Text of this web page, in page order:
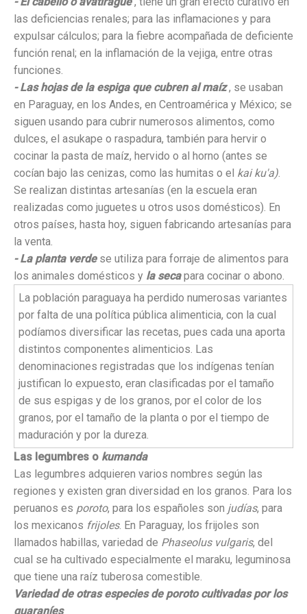
las deficiencias renales; para las inflamaciones y para
expulsar cálculos; para la fiebre acompañada de deficiente
función renal; en la inflamación de la vejiga, entre otras
funciones.
- Las hojas de la espiga que cubren al maíz, se usaban
en Paraguay, en los Andes, en Centroamérica y México; se
siguen usando para cubrir numerosos alimentos, como
dulces, el asukape o raspadura, también para hervir o
cocinar la pasta de maíz, hervido o al horno (antes se
cocían bajo las cenizas, como las humitas o el kai ku'a)
Se realizan distintas artesanías (en la escuela eran
realizadas como juguetes u otros usos domésticos). En
otros países, hasta hoy, siguen fabricando artesanías para
la venta.
- La planta verdese utiliza para forraje de alimentos para
los animales domésticos y la secapara cocinar o abono.
La población paraguaya ha perdido numerosas variantes
por falta de una política pública alimenticia, con la cual
podíamos diversificar las recetas, pues cada una aporta
distintos componentes alimenticios. Las
denominaciones registradas que los indígenas tenían
justifican lo expuesto, eran clasificadas por el tamaño
de sus espigas y de los granos, por el color de los
granos, por el tamaño de la planta o por el tiempo de
maduración y por la dureza.
Las legumbres o kumanda
Las legumbres adquieren varios nombres según las
regiones y existen gran diversidad en los granos. Para los
peruanos es poroto, para los españoles son judías, para
los mexicanos frijoles. En Paraguay, los frijoles son
llamados habillas, variedad de Phaseolus vulgaris, del
cual se ha cultivado especialmente el maraku, leguminosa
que tiene una raíz tuberosa comestible.
Variedad de otras especies de poroto cultivadas por los
guaraníes